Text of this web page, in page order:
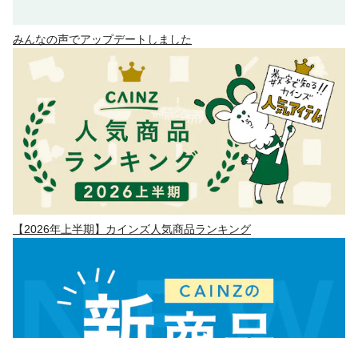
みんなの声でアップデートしました
【2026年上半期】カインズ人気商品ランキング